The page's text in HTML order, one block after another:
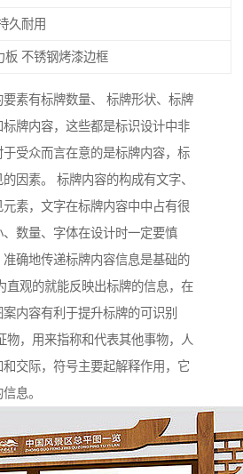
久耐用
板 不锈钢烤漆边框
素有标牌数量、 标牌形状、标牌
牌内容，这些都是标识设计中非
受众而言在意的是标牌内容，标
因素。 标牌内容的构成有文字、
元素，文字在标牌内容中中占有很
数量、字体在设计时一定要慎
确地传递标牌内容信息是基础的
直观的就能反映出标牌的信息，在
内容有利于提升标牌的可识别
物，用来指称和代表其他事物，人
交际，符号主要起解释作用，它
息。